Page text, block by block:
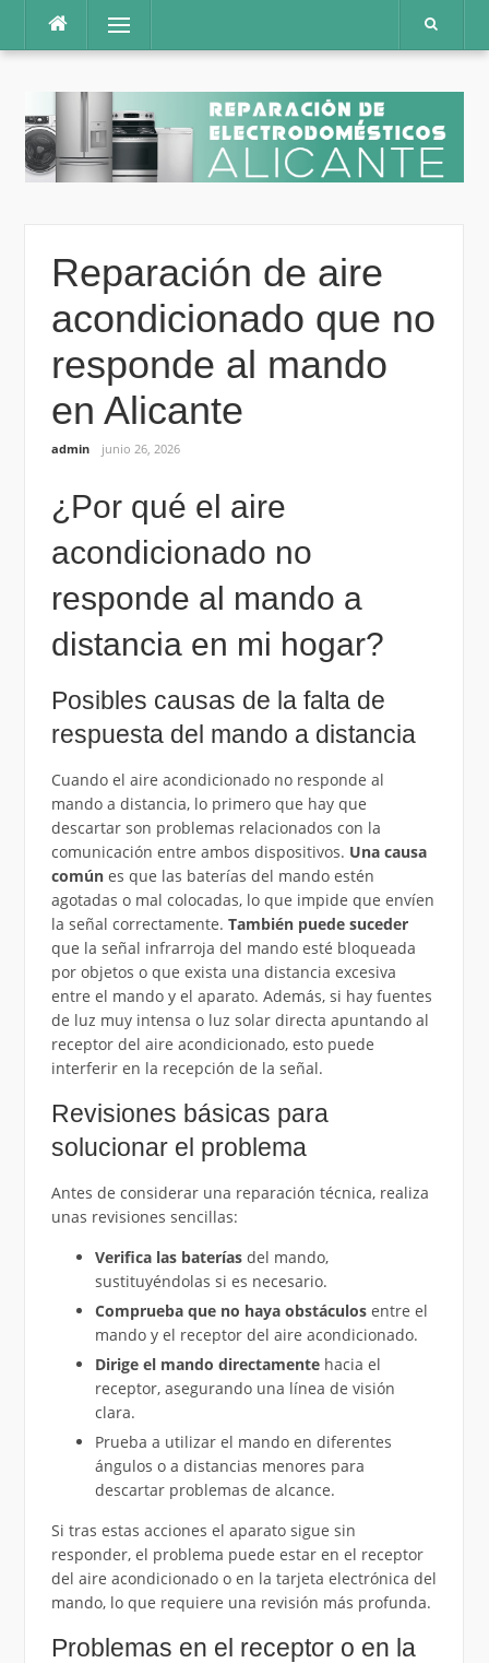
contenido
Menú
Reparación de aire
acondicionado que no
responde al mando
en Alicante
admin junio 26, 2026
¿Por qué el aire
acondicionado no
responde al mando a
distancia en mi hogar?
Posibles causas de la falta de
respuesta del mando a distancia
Cuando el aire acondicionado no responde al
mando a distancia, lo primero que hay que
descartar son problemas relacionados con la
comunicación entre ambos dispositivos. Una causa
comúnes que las baterías del mando estén
agotadas o mal colocadas, lo que impide que envíen
la señal correctamente. También puede suceder
que la señal infrarroja del mando esté bloqueada
por objetos o que exista una distancia excesiva
entre el mando y el aparato. Además, si hay fuentes
de luz muy intensa o luz solar directa apuntando al
receptor del aire acondicionado, esto puede
interferir en la recepción de la señal.
Revisiones básicas para
solucionar el problema
Antes de considerar una reparación técnica, realiza
unas revisiones sencillas:
Verifica las bateríasdel mando,
sustituyéndolas si es necesario.
Comprueba que no haya obstáculosentre el
mando y el receptor del aire acondicionado.
Dirige el mando directamentehacia el
receptor, asegurando una línea de visión
clara.
Prueba a utilizar el mando en diferentes
ángulos o a distancias menores para
descartar problemas de alcance.
Si tras estas acciones el aparato sigue sin
responder, el problema puede estar en el receptor
del aire acondicionado o en la tarjeta electrónica del
mando, lo que requiere una revisión más profunda.
Problemas en el receptor o en la